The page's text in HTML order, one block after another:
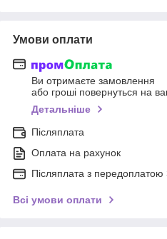
Умови оплати
Ви отримаєте замовлення
або гроші повернуться на
Детальніше
Післяплата
Оплата на рахунок
Післяплата з передоплатою
Всі умови оплати